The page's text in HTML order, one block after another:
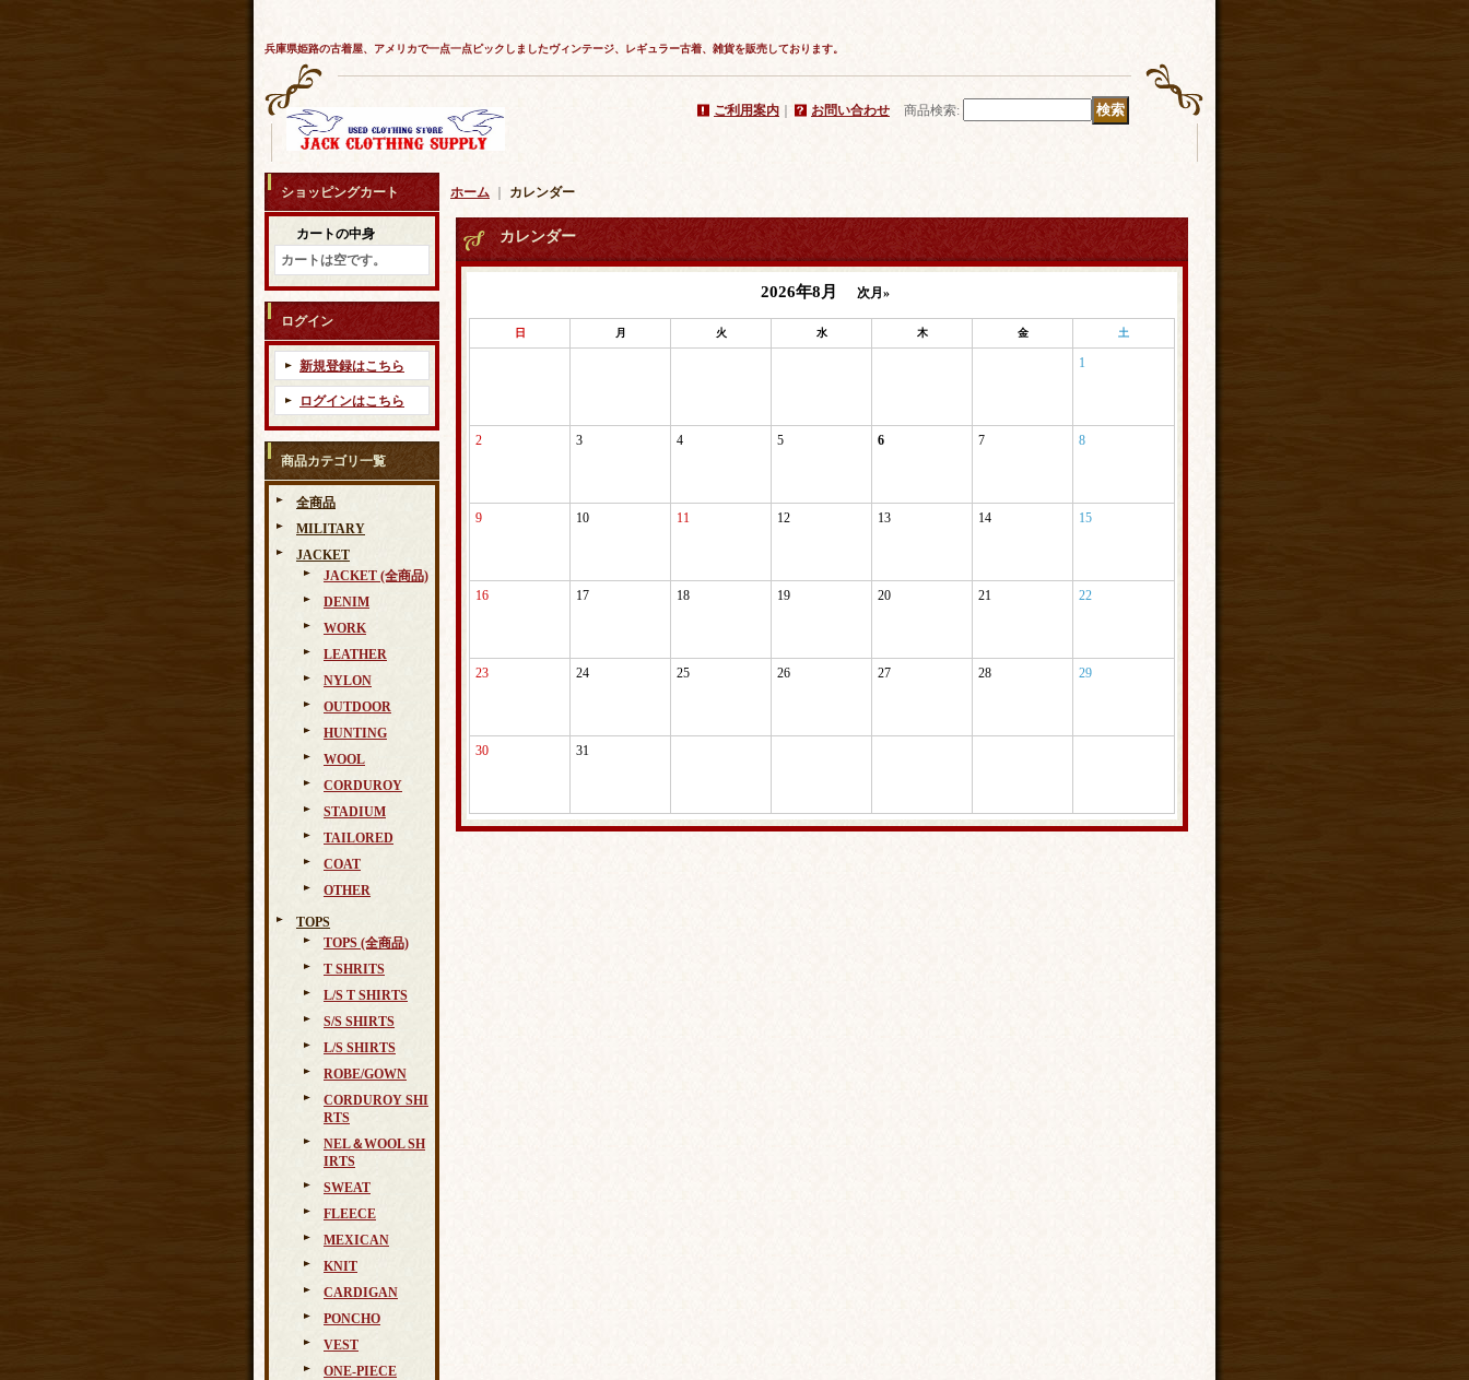
兵庫県姫路の古着屋、アメリカで一点一点ピックしましたヴィンテージ、レギュラー古着、雑貨を販売しております。
ご利用案内 お問い合わせ 商品検索:
ショッピングカート
カートの中身
カートは空です。
ログイン
新規登録はこちら
ログインはこちら
商品カテゴリ一覧
全商品
MILITARY
JACKET
JACKET (全商品)
DENIM
WORK
LEATHER
NYLON
OUTDOOR
HUNTING
WOOL
CORDUROY
STADIUM
TAILORED
COAT
OTHER
TOPS
TOPS (全商品)
T SHRITS
L/S T SHIRTS
S/S SHIRTS
L/S SHIRTS
ROBE/GOWN
CORDUROY SHI
RTS
NEL＆WOOL SH
IRTS
SWEAT
FLEECE
MEXICAN
KNIT
CARDIGAN
PONCHO
VEST
ONE-PIECE
ホーム カレンダー
カレンダー
2026年8月 次月»
日 月 火 水 木 金 土
1
2 3 4 5 6 7 8
9 10 11 12 13 14 15
16 17 18 19 20 21 22
23 24 25 26 27 28 29
30 31